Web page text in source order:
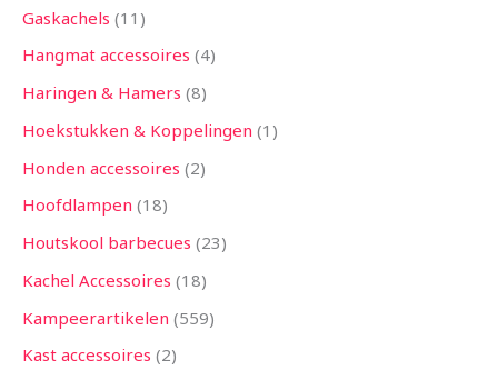
Gaskachels 11
Hangmat accessoires 4
Haringen & Hamers 8
Hoekstukken & Koppelingen 1
Honden accessoires 2
Hoofdlampen 18
Houtskool barbecues 23
Kachel Accessoires 18
Kampeerartikelen 559
Kast accessoires 2